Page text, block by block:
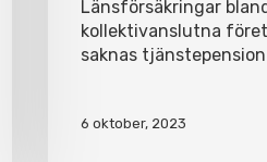
Länsförsäkringar
kollektivanslutna
saknas
6 oktober, 2023